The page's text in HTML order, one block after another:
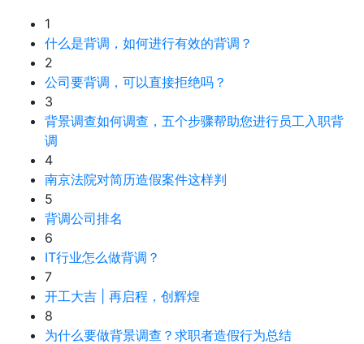
1
什么是背调，如何进行有效的背调？
2
公司要背调，可以直接拒绝吗？
3
背景调查如何调查，五个步骤帮助您进行员工入职背
调
4
南京法院对简历造假案件这样判
5
背调公司排名
6
IT行业怎么做背调？
7
开工大吉 | 再启程，创辉煌
8
为什么要做背景调查？求职者造假行为总结